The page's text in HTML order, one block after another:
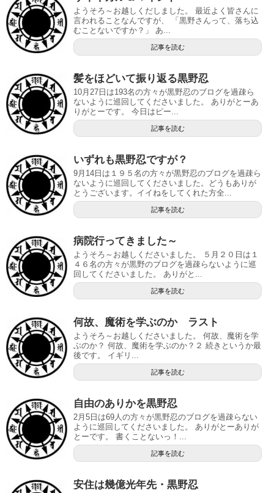
ようそろ～お越しくだしました。 最近よく皆さんに
言われることなんですが、 「黒野さんって、落ち込
むことないですか？」 あ...
記事を読む
髪をほどいて振り返る黒野忍
10月27日は193名の方々が黒野忍のブログを過疎ら
ないように巡回してくださいました。 ありがとーあ
りがとーです。 今日はピー...
記事を読む
いずれも黒野忍ですが？
9月14日は１９５名の方々が黒野忍のブログを過疎ら
ないように巡回してくださいました。どうもありが
とうございます。イイねをしてくれた方全...
記事を読む
病院行ってきました～
ようそろ～お越しくださいました。 ５月２０日は１
４６名の方々が黒野のブログを過疎らないように巡
回してくださいました。 ありがと...
記事を読む
何故、魔術を学ぶのか ラスト
ようそろ～お越しくださいました。 何故、魔術を学
ぶのか？ 何故、魔術を学ぶのか？２ 続きというか最
後です。 イギリ...
記事を読む
自由のありかを黒野忍
2月5日は69人の方々が黒野忍のブログを過疎らない
ように巡回してくださいました。 ありがとーありが
とーです。 書くことないっ！...
記事を読む
安住は幾億光年先・黒野忍